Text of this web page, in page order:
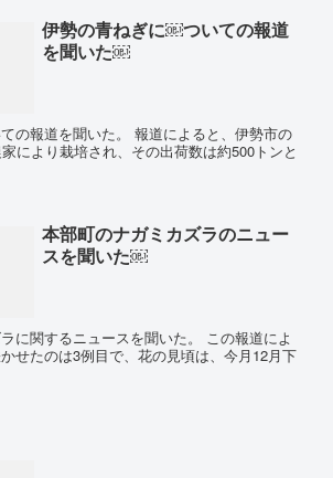
伊勢の青ねぎに￼ついての報道
を聞いた￼
の報道を聞いた。 報道によると、伊勢市の
により栽培され、その出荷数は約500トンと
本部町のナガミカズラのニュー
スを聞いた￼
に関するニュースを聞いた。 この報道によ
せたのは3例目で、花の見頃は、今月12月下